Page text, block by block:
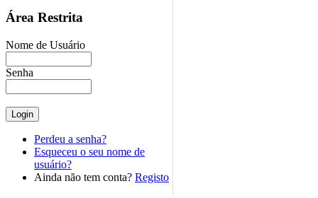
Área Restrita
Nome de Usuário
Senha
Perdeu a senha?
Esqueceu o seu nome de
usuário?
Ainda não tem conta? Registo